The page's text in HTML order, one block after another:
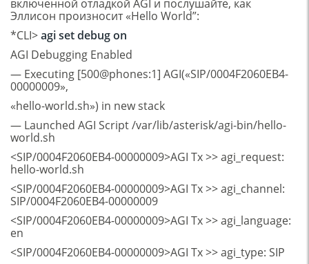
включенной отладкой AGI и послушайте, как
Эллисон произносит «Hello World”:
*CLI>agi set debug on
AGI Debugging Enabled
— Executing [500@phones:1] AGI(«SIP/0004F2060EB4-
00000009»,
«hello-world.sh») in new stack
— Launched AGI Script /var/lib/asterisk/agi-bin/hello-
world.sh
<SIP/0004F2060EB4-00000009>AGI Tx >> agi_request:
hello-world.sh
<SIP/0004F2060EB4-00000009>AGI Tx >> agi_channel:
SIP/0004F2060EB4-00000009
<SIP/0004F2060EB4-00000009>AGI Tx >> agi_language:
en
<SIP/0004F2060EB4-00000009>AGI Tx >> agi_type: SIP